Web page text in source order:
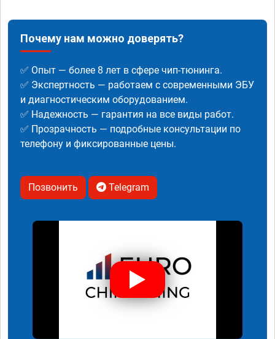
Почему нам можно доверять?
✅ Опыт — более 8 лет в сфере чип-тюнинга.
✅ Экспертность — работаем с современными ЭБУ
и диагностическим оборудованием.
✅ Надежность — гарантия на все виды работ.
✅ Прозрачность — подробные консультации по
телефону и фиксированные цены.
Позвонить Telegram